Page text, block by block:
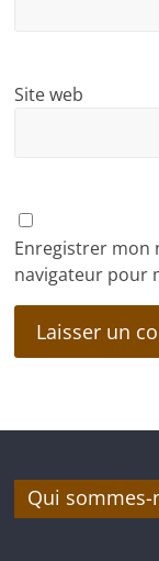
Site web
Enregistrer mon
navigateur pour
Qui sommes-